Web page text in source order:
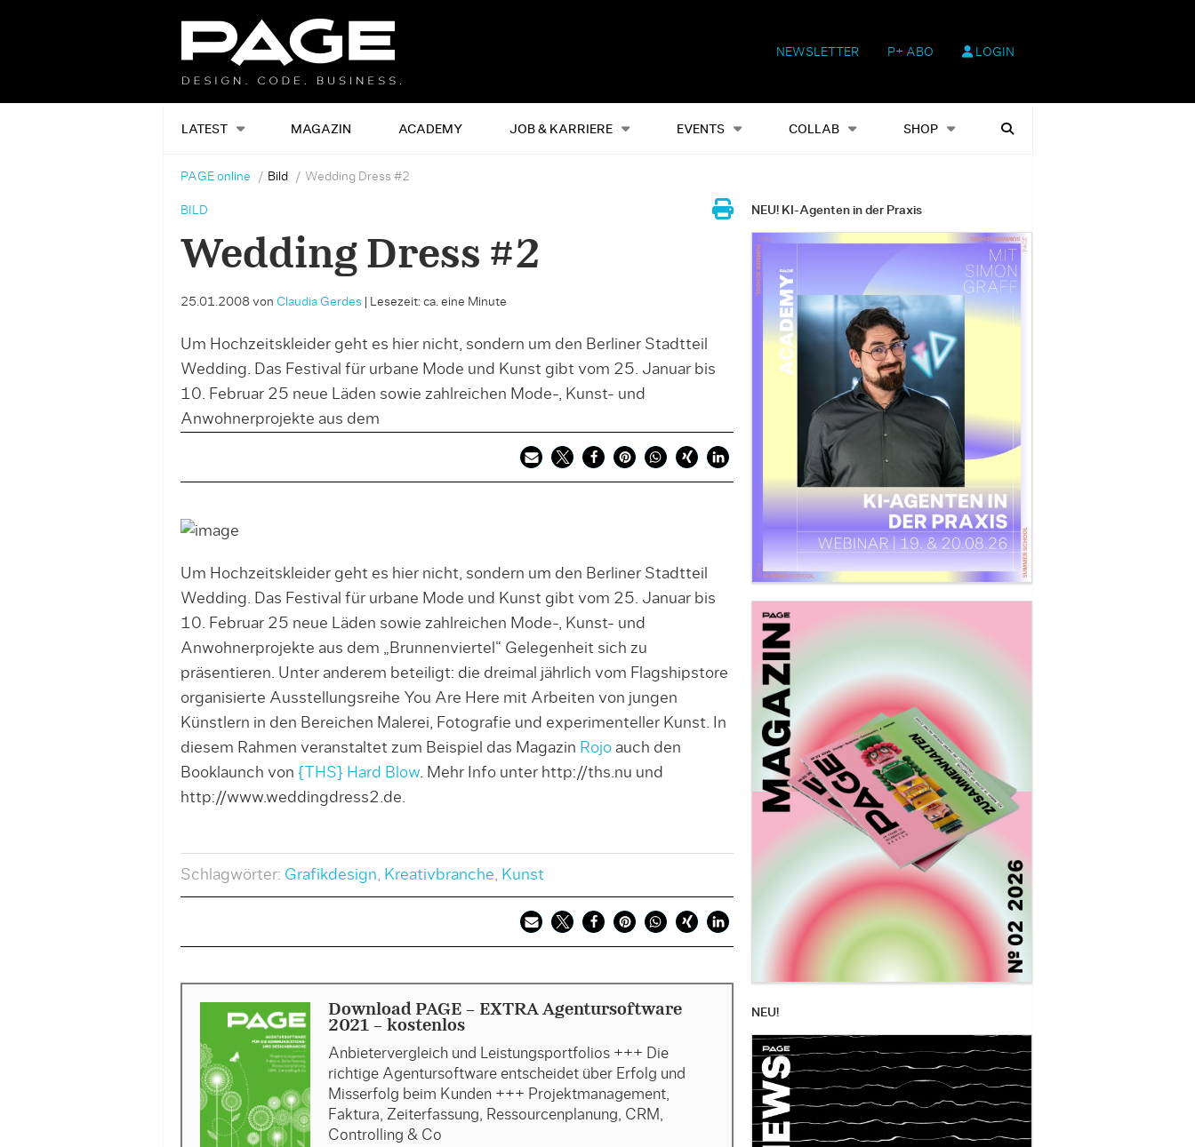
NEWSLETTER P+ ABO LOGIN
LATEST MAGAZIN ACADEMY JOB & KARRIERE EVENTS COLLAB SHOP
Alles Events Shop Heftausgaben Suchen
PAGE online Bild Wedding Dress #2
BILD
Wedding Dress #2
25.01.2008 von Claudia Gerdes Lesezeit: ca. eine Minute
Um Hochzeitskleider geht es hier nicht, sondern um den Berliner Stadtteil
Wedding. Das Festival für urbane Mode und Kunst gibt vom 25. Januar bis
10. Februar 25 neue Läden sowie zahlreichen Mode-, Kunst- und
Anwohnerprojekte aus dem
Um Hochzeitskleider geht es hier nicht, sondern um den Berliner Stadtteil
Wedding. Das Festival für urbane Mode und Kunst gibt vom 25. Januar bis
10. Februar 25 neue Läden sowie zahlreichen Mode-, Kunst- und
Anwohnerprojekte aus dem „Brunnenviertel“ Gelegenheit sich zu
präsentieren. Unter anderem beteiligt: die dreimal jährlich vom Flagshipstore
organisierte Ausstellungsreihe You Are Here mit Arbeiten von jungen
Künstlern in den Bereichen Malerei, Fotografie und experimenteller Kunst. In
diesem Rahmen veranstaltet zum Beispiel das Magazin Rojoauch den
Booklaunch von {THS} Hard Blow. Mehr Info unter http://ths.nu und
http://www.weddingdress2.de.
Schlagwörter: Grafikdesign Kreativbranche Kunst
Download PAGE - EXTRA Agentursoftware
2021 - kostenlos
Anbietervergleich und Leistungsportfolios +++ Die
richtige Agentursoftware entscheidet über Erfolg und
Misserfolg beim Kunden +++ Projektmanagement,
Faktura, Zeiterfassung, Ressourcenplanung, CRM,
Controlling & Co
NEU! KI-Agenten in der Praxis
NEU!